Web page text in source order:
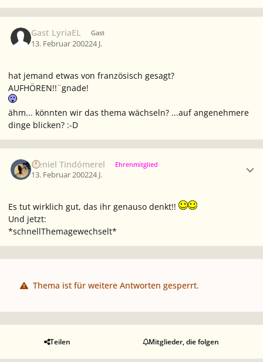
Gast LyriaEL Gast
13. Februar 200224 J.
hat jemand etwas von französisch gesagt?
AUFHÖREN!!¨gnade!
ähm... könnten wir das thema wächseln? ...auf angenehmere
dinge blicken? :-D
Neniel Tindómerel Ehrenmitglied
13. Februar 200224 J.
Es tut wirklich gut, das ihr genauso denkt!!
Und jetzt:
*schnellThemagewechselt*
Thema ist für weitere Antworten gesperrt.
Teilen Mitglieder, die folgen